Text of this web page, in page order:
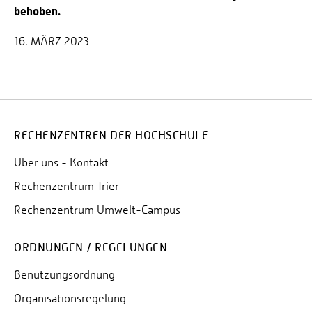
behoben.
16. MÄRZ 2023
RECHENZENTREN DER HOCHSCHULE
Über uns - Kontakt
Rechenzentrum Trier
Rechenzentrum Umwelt-Campus
ORDNUNGEN / REGELUNGEN
Benutzungsordnung
Organisationsregelung